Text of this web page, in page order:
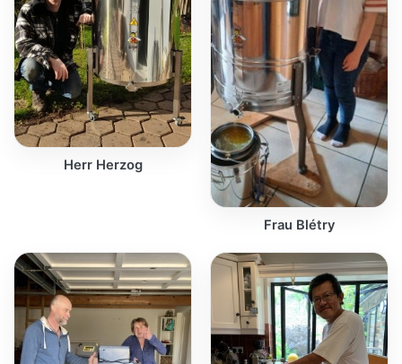
Herr Herzog
Frau Blétry